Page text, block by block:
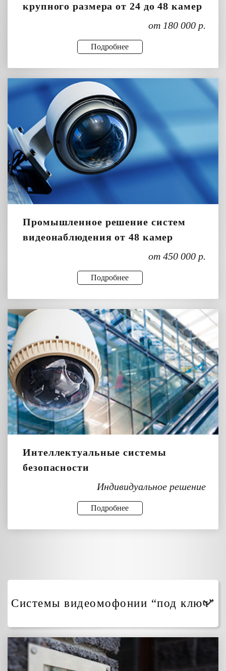
крупного размера от 24 до 48 камер
от 180 000 р.
Подробнее
Промышленное решение систем
видеонаблюдения от 48 камер
от 450 000 р.
Подробнее
Интеллектуальные системы
безопасности
Индивидуальное решение
Подробнее
Системы видеомофонии “под ключ”